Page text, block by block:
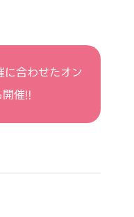
合わせたオン
催!!